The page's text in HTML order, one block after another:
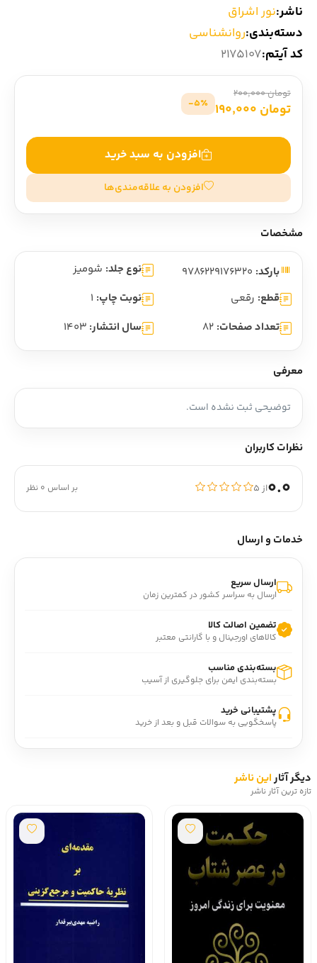
ناشر:نور اشراق
دسته‌بندی:روانشناسی
کد آیتم:2175107
تومان 200,000
تومان 190,000 5٪-
افزودن به سبد خرید
افزودن به علاقه‌مندی‌ها
مشخصات
بارکد: نوع جلد: شومیز
قطع: رقعی نوبت چاپ: 1
تعداد صفحات: 82 سال انتشار: 1403
معرفی
توضیحی ثبت نشده است.
نظرات کاربران
0.0از ۵ بر اساس 0 نظر
خدمات و ارسال
ارسال سریع
ارسال به سراسر کشور در کمترین زمان
تضمین اصالت کالا
کالاهای اورجینال و با گارانتی معتبر
بسته‌بندی مناسب
بسته‌بندی ایمن برای جلوگیری از آسیب
پشتیبانی خرید
پاسخگویی به سوالات قبل و بعد از خرید
دیگر آثاراین ناشر
تازه ترین آثار ناشر